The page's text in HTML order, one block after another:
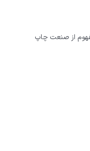
از صنعت چاپ